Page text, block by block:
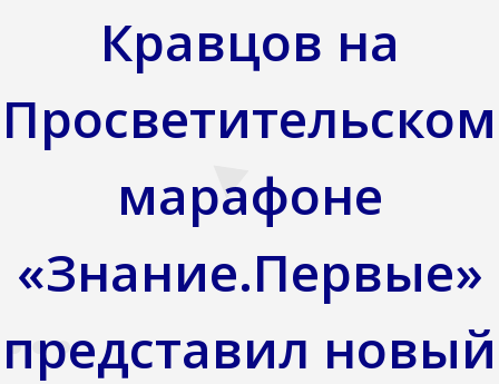
Кравцов на
Просветительском
марафоне
«Знание.Первые»
представил новый